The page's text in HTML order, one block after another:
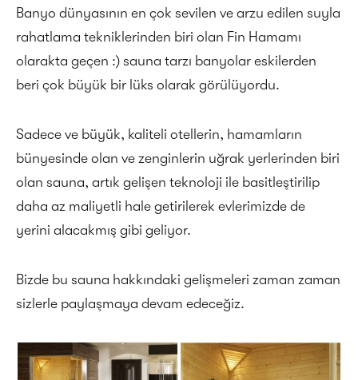
Banyo dünyasının en çok sevilen ve arzu edilen suyla
rahatlama tekniklerinden biri olan Fin Hamamı
olarakta geçen :) sauna tarzı banyolar eskilerden
beri çok büyük bir lüks olarak görülüyordu.
Sadece ve büyük, kaliteli otellerin, hamamların
bünyesinde olan ve zenginlerin uğrak yerlerinden biri
olan sauna, artık gelişen teknoloji ile basitleştirilip
daha az maliyetli hale getirilerek evlerimizde de
yerini alacakmış gibi geliyor.
Bizde bu sauna hakkındaki gelişmeleri zaman zaman
sizlerle paylaşmaya devam edeceğiz.